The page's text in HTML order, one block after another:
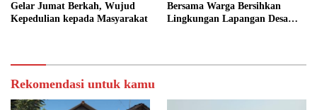
Gelar Jumat Berkah, Wujud
Kepedulian kepada Masyarakat
Bersama Warga Bersihkan
Lingkungan Lapangan Desa
Rekomendasi untuk kamu